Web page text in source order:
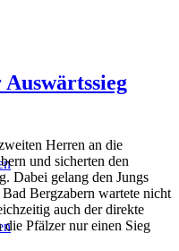
Herren an die
und sicherten den
Dabei gelang den Jungs
Bergzabern wartete nicht
auch der direkte
Pfälzer nur einen Sieg